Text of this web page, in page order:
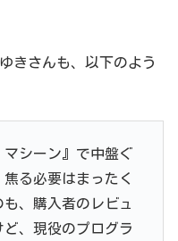
きさんも、以下のよう
シーン』で中盤ぐ
る必要はまったく
、購入者のレビュ
、現役のプログラ